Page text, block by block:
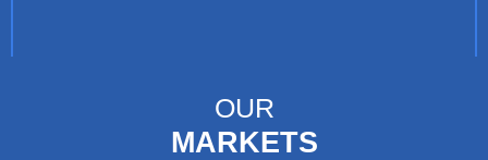
OUR
MARKETS